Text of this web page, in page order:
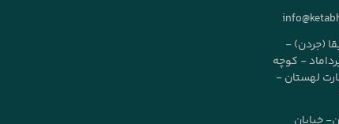
(جردن) -
- کوچه
لهستان -